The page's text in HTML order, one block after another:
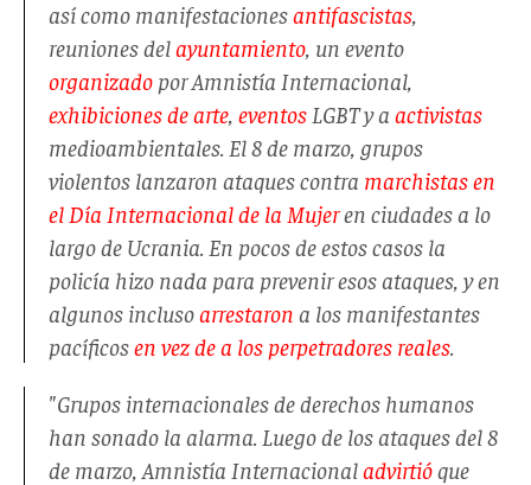
así como manifestacionesantifascistas
reuniones delayuntamiento , un evento
organizado por Amnistía Internacional,
exhibiciones de arte eventos LGBT y a activistas
medioambientales. El 8 de marzo, grupos
violentos lanzaron ataques contra marchistas en
el Día Internacional de la Mujeren ciudades a lo
largo de Ucrania. En pocos de estos casos la
policía hizo nada para prevenir esos ataques, y en
algunos inclusoarrestaron a los manifestantes
pacíficosen vez de a los perpetradores reales
"Grupos internacionales de derechos humanos
han sonado la alarma. Luego de los ataques del 8
de marzo, Amnistía Internacionaladvirtióque